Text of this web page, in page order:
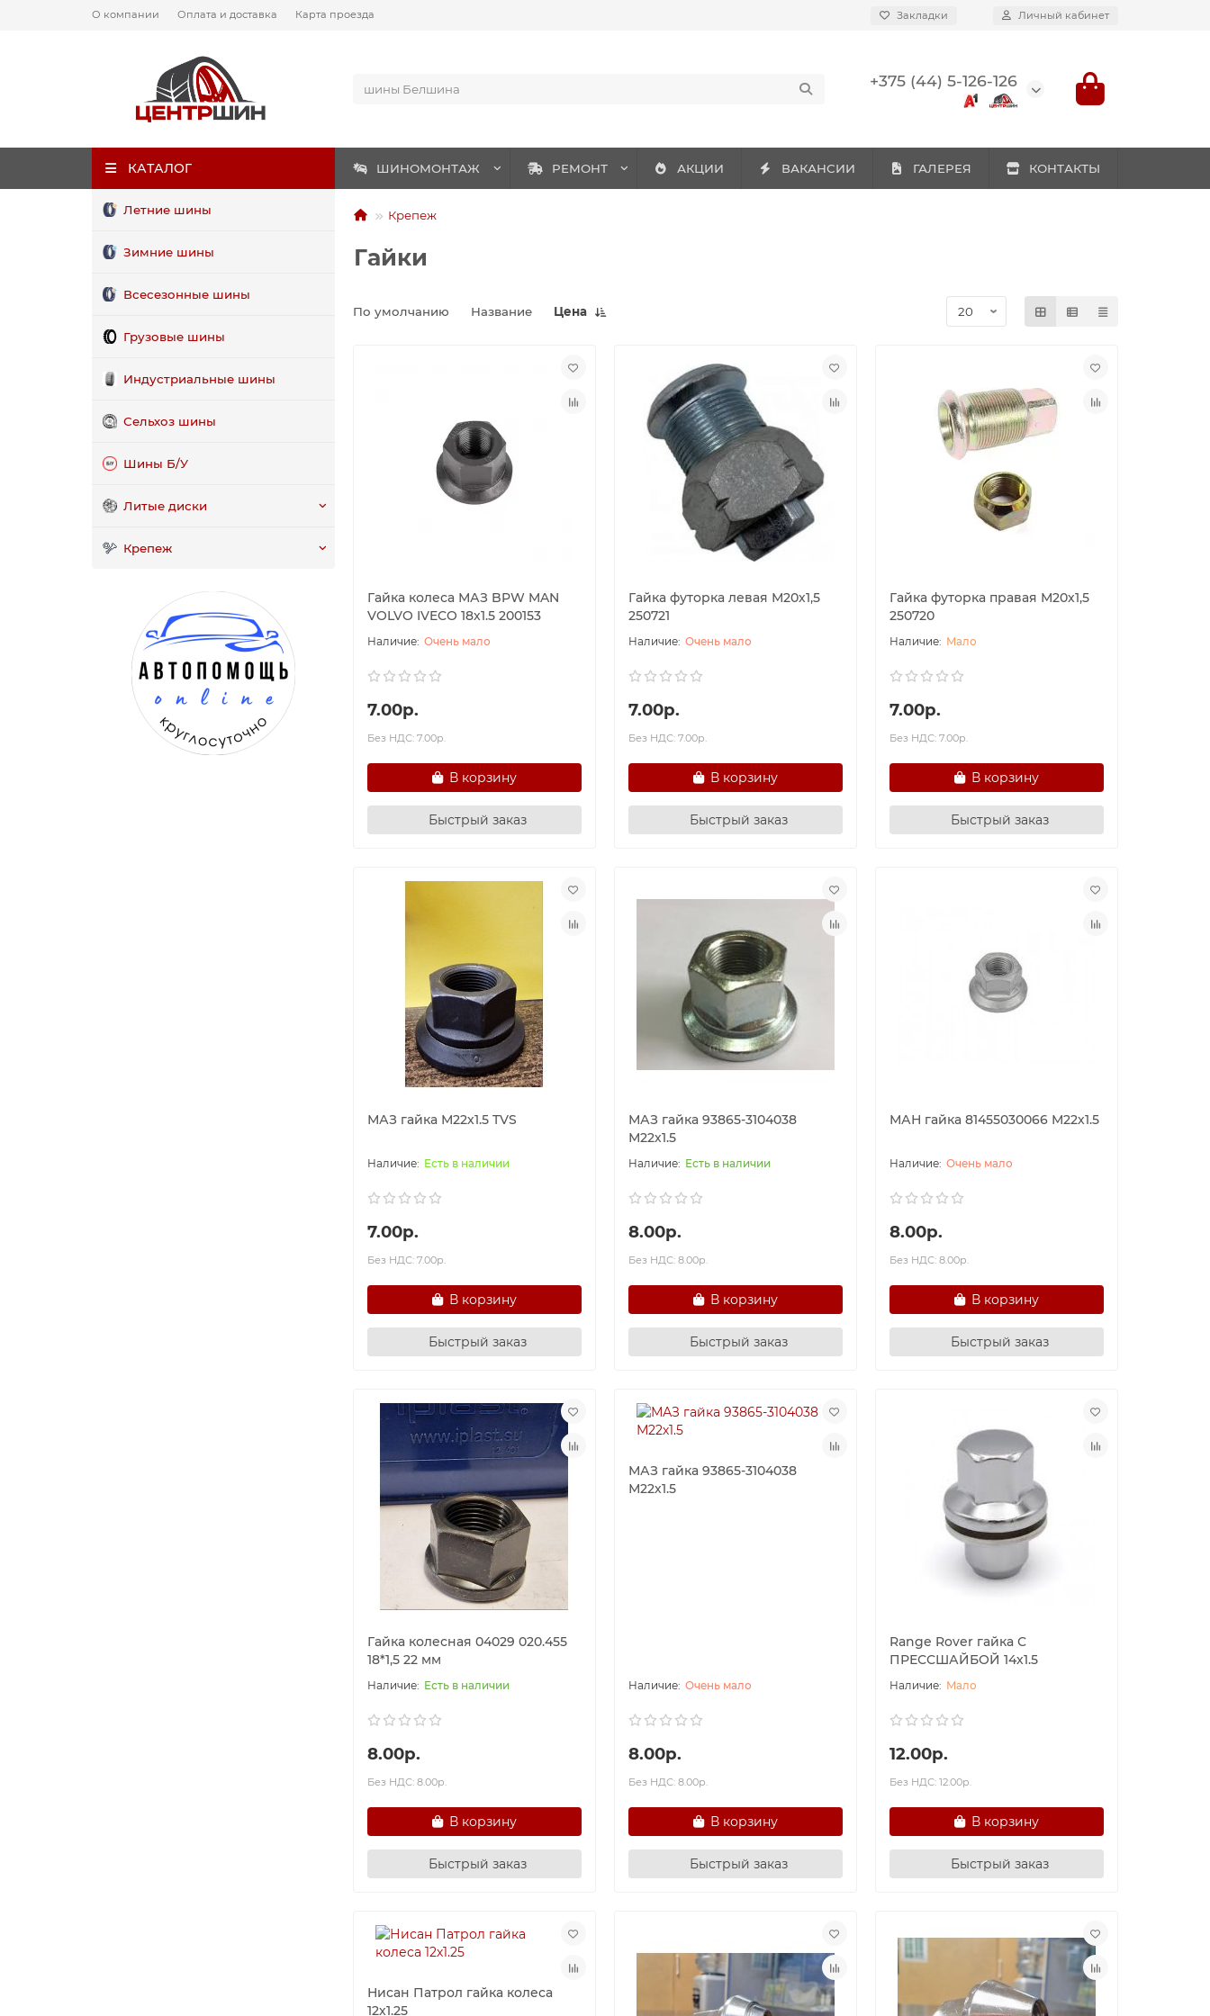
О компании Оплата и доставка Карта проезда Закладки Личный кабинет
+375 (44) 5-126-126
КАТАЛОГ
Летние шины
Зимние шины
Всесезонные шины
Грузовые шины
Индустриальные шины
Сельхоз шины
Шины Б/У
Литые диски
Крепеж
ШИНОМОНТАЖ РЕМОНТ АКЦИИ ВАКАНСИИ ГАЛЕРЕЯ КОНТАКТЫ
Крепеж
Гайки
По умолчанию Название Цена
Гайка колеса МАЗ BPW MAN
VOLVO IVECO 18х1.5 200153
Очень мало
7.00р.
Без НДС: 7.00р.
В корзину
Быстрый заказ
Гайка футорка левая М20х1,5
250721
Очень мало
7.00р.
Без НДС: 7.00р.
В корзину
Быстрый заказ
Гайка футорка правая М20х1,5
250720
Мало
7.00р.
Без НДС: 7.00р.
В корзину
Быстрый заказ
МАЗ гайка М22х1.5 TVS
Есть в наличии
7.00р.
Без НДС: 7.00р.
В корзину
Быстрый заказ
МАЗ гайка 93865-3104038
М22х1.5
Есть в наличии
8.00р.
Без НДС: 8.00р.
В корзину
Быстрый заказ
МАН гайка 81455030066 М22х1.5
Очень мало
8.00р.
Без НДС: 8.00р.
В корзину
Быстрый заказ
Гайка колесная 04029 020.455
18*1,5 22 мм
Есть в наличии
8.00р.
Без НДС: 8.00р.
В корзину
Быстрый заказ
МАЗ гайка 93865-3104038
М22х1.5
Очень мало
8.00р.
Без НДС: 8.00р.
В корзину
Быстрый заказ
Range Rover гайка С
ПРЕССШАЙБОЙ 14х1.5
Мало
12.00р.
Без НДС: 12.00р.
В корзину
Быстрый заказ
Нисан Патрол гайка колеса
12х1.25